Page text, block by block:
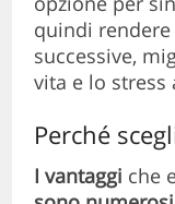
quindi
successive,
vita e lo stress
Perché
I vantaggi che